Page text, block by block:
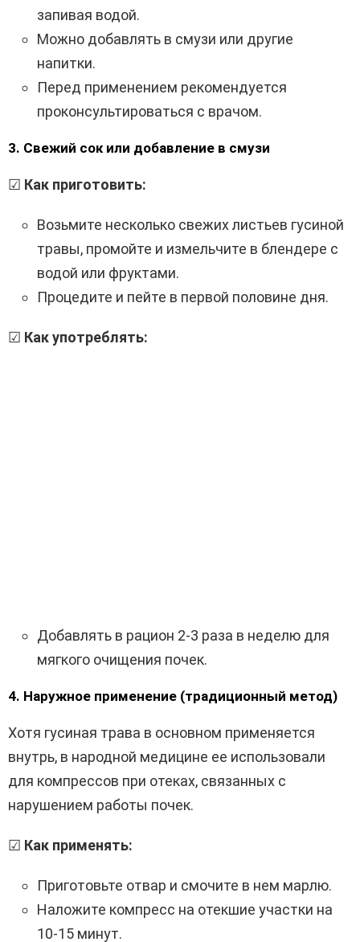
запивая водой.
Можно добавлять в смузи или другие
напитки.
Перед применением рекомендуется
проконсультироваться с врачом.
3. Свежий сок или добавление в смузи
☑ Как приготовить:
Возьмите несколько свежих листьев гусиной
травы, промойте и измельчите в блендере с
водой или фруктами.
Процедите и пейте в первой половине дня.
☑ Как употреблять:
Добавлять в рацион 2-3 раза в неделю для
мягкого очищения почек.
4. Наружное применение (традиционный метод)
Хотя гусиная трава в основном применяется
внутрь, в народной медицине ее использовали
для компрессов при отеках, связанных с
нарушением работы почек.
☑ Как применять:
Приготовьте отвар и смочите в нем марлю.
Наложите компресс на отекшие участки на
10-15 минут.